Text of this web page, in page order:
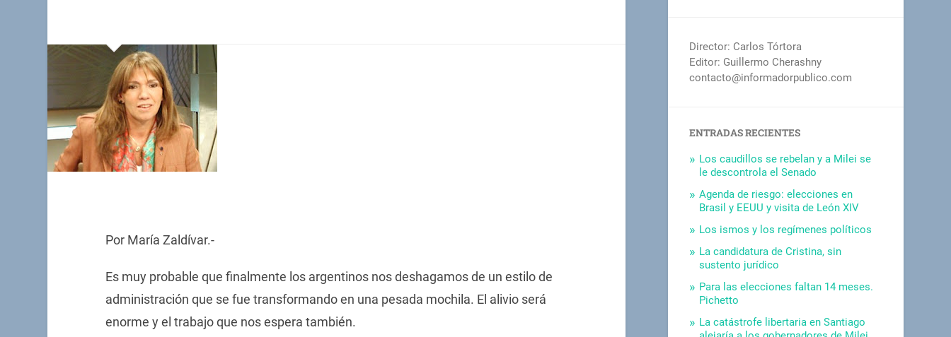
Por María Zaldívar.-
Es muy probable que finalmente los argentinos nos deshagamos de un estilo de
administración que se fue transformando en una pesada mochila. El alivio será
enorme y el trabajo que nos espera también.
Director: Carlos Tórtora
Editor: Guillermo Cherashny
contacto@informadorpublico.com
ENTRADAS RECIENTES
Los caudillos se rebelan y a Milei se
le descontrola el Senado
Agenda de riesgo: elecciones en
Brasil y EEUU y visita de León XIV
Los ismos y los regímenes políticos
La candidatura de Cristina, sin
sustento jurídico
Para las elecciones faltan 14 meses.
Pichetto
La catástrofe libertaria en Santiago